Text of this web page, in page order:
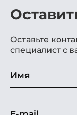
Оставьте
специалист с